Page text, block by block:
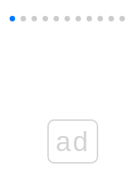
ad